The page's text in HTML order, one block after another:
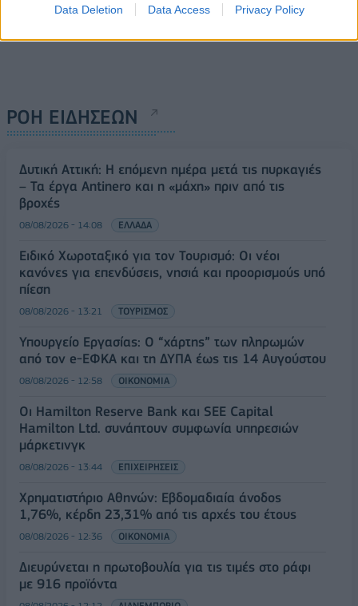
Data Deletion Data Access Privacy Policy
ΡΟΗ ΕΙΔΗΣΕΩΝ
Δυτική Αττική: Η επόμενη ημέρα μετά τις πυρκαγιές
– Τα έργα Antinero και η «μάχη» πριν από τις
βροχές
08/08/2026 - 14:08 ΕΛΛΑΔΑ
Ειδικό Χωροταξικό για τον Τουρισμό: Οι νέοι
κανόνες για επενδύσεις, νησιά και προορισμούς υπό
πίεση
08/08/2026 - 13:21 ΤΟΥΡΙΣΜΟΣ
Υπουργείο Εργασίας: Ο “χάρτης” των πληρωμών
από τον e-ΕΦΚΑ και τη ΔΥΠΑ έως τις 14 Αυγούστου
08/08/2026 - 12:58 ΟΙΚΟΝΟΜΙΑ
Οι Hamilton Reserve Bank και SEE Capital
Hamilton Ltd. συνάπτουν συμφωνία υπηρεσιών
μάρκετινγκ
08/08/2026 - 13:44 ΕΠΙΧΕΙΡΗΣΕΙΣ
Χρηματιστήριο Αθηνών: Εβδομαδιαία άνοδος
1,76%, κέρδη 23,31% από τις αρχές του έτους
08/08/2026 - 12:36 ΟΙΚΟΝΟΜΙΑ
Διευρύνεται η πρωτοβουλία για τις τιμές στο ράφι
με 916 προϊόντα